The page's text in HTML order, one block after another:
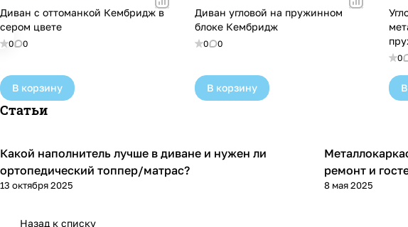
Диван с оттоманкой Кембридж в
сером цвете
0 0
В корзину
Диван угловой на пружинном
блоке Кембридж
0 0
В корзину
0
Статьи
Диваны и кресла
Какой наполнитель лучше в диване и нужен ли
ортопедический топпер/матрас?
13 октября 2025
Механизмы
ремонт и
8 мая 2025
Назад к списку